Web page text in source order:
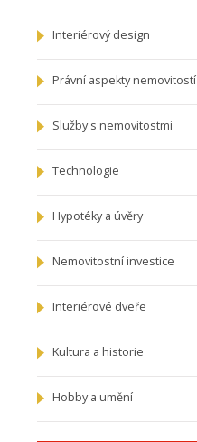
Interiérový design
Právní aspekty nemovitostí
Služby s nemovitostmi
Technologie
Hypotéky a úvěry
Nemovitostní investice
Interiérové dveře
Kultura a historie
Hobby a umění